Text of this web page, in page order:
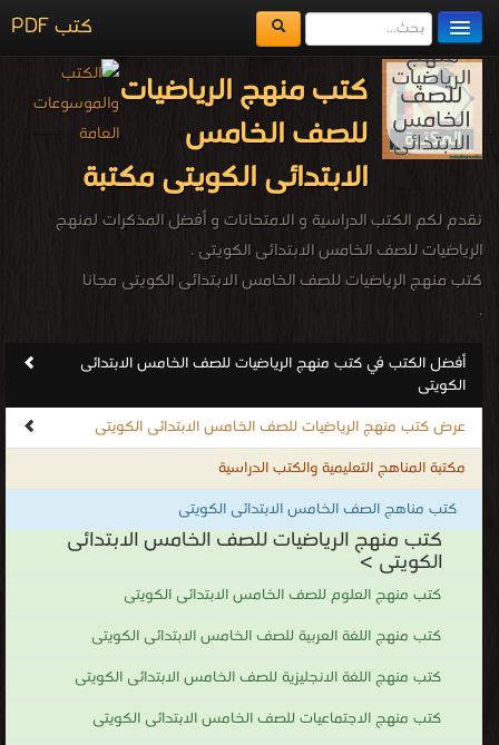
كتب PDF
مكتبة الكتب
المكتبات
يُقرأ حالياً
اضف كتاب
كتب منهج الرياضيات
للصف الخامس
الابتدائى الكويتى مكتبة
نقدم لكم الكتب الدراسية و الامتحانات و أفضل المذكرات لمنهج
الرياضيات للصف الخامس الابتدائى الكويتى .
كتب منهج الرياضيات للصف الخامس الابتدائى الكويتى مجانا
.
أفضل الكتب في كتب منهج الرياضيات للصف الخامس الابتدائى
الكويتى
عرض كتب منهج الرياضيات للصف الخامس الابتدائى الكويتى
مكتبة المناهج التعليمية والكتب الدراسية
كتب مناهج الصف الخامس الابتدائى الكويتى
كتب منهج الرياضيات للصف الخامس الابتدائى
الكويتى >
كتب منهج العلوم للصف الخامس الابتدائى الكويتى
كتب منهج اللغة العربية للصف الخامس الابتدائى الكويتى
كتب منهج اللغة الانجليزية للصف الخامس الابتدائى الكويتى
كتب منهج الاجتماعيات للصف الخامس الابتدائى الكويتى